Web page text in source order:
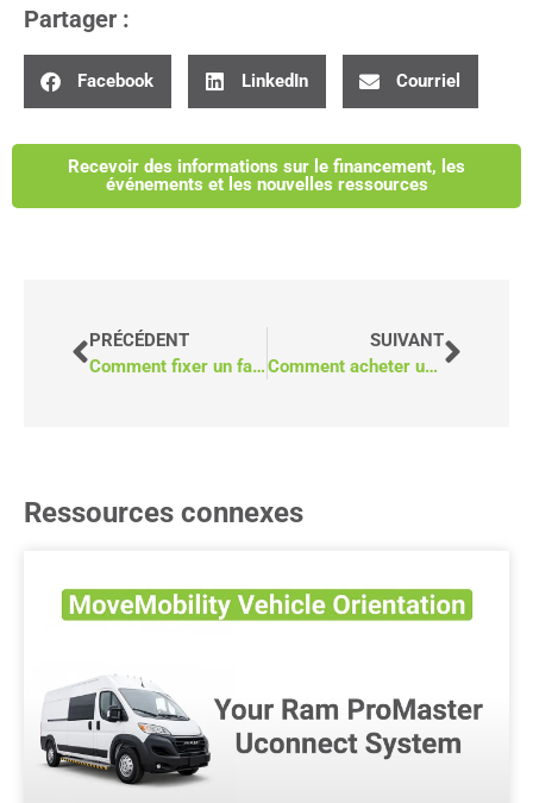
Partager :
Facebook LinkedIn Courriel
Recevoir des informations sur le financement, les
événements et les nouvelles ressources
PRÉCÉDENT
Comment fixer un fauteuil roulant dans une camionnette
SUIVANT
Comment acheter un fourgon pour fauteuils roulants
Ressources connexes